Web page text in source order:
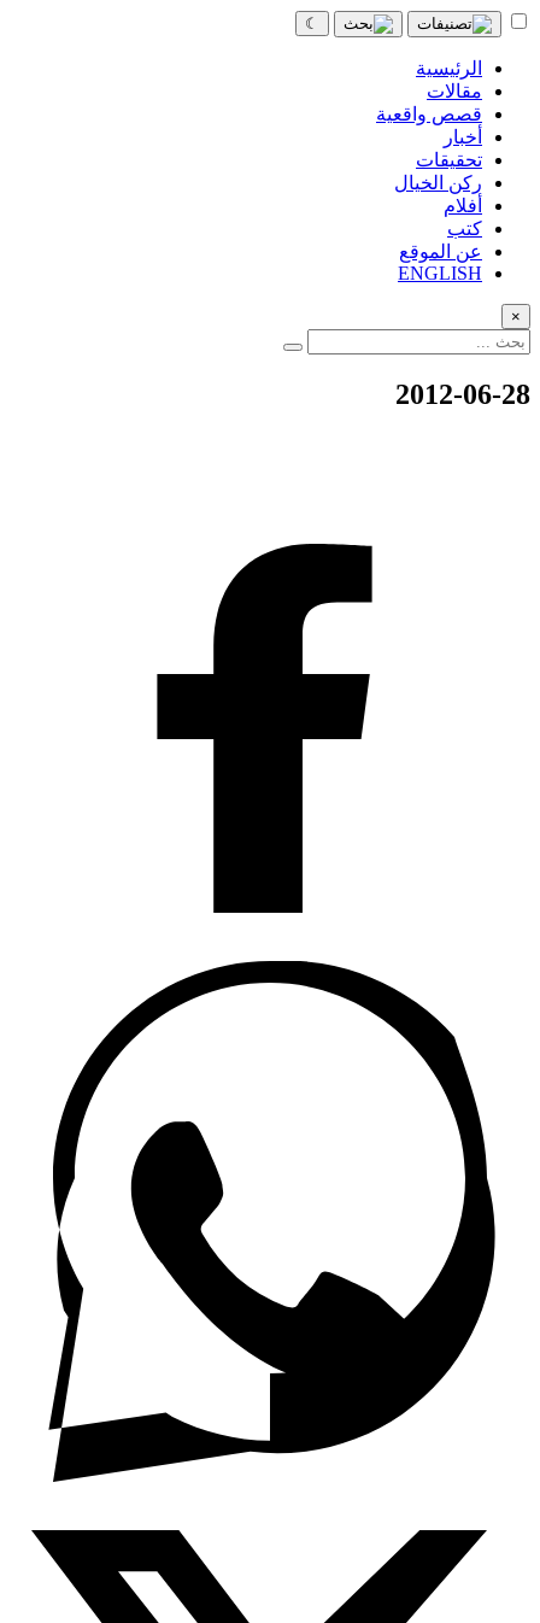
☾
الرئيسية
مقالات
قصص واقعية
أخبار
تحقيقات
ركن الخيال
أفلام
كتب
عن الموقع
ENGLISH
×
2012-06-28